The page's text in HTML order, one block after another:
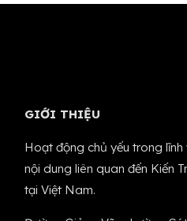
GIỚI THIỆU
Hoạt động chủ yếu trong
nội dung liên quan đến Kiến
tại Việt Nam.